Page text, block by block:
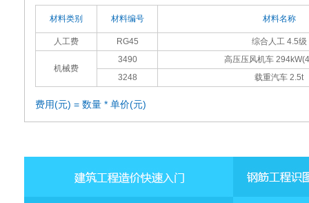
材料类别 材料编号 材料名称
人工费 RG45 综合人工 4.5级
机械费
3490
高压压风机车
3248
载重汽车 2.5t
费用(元) = 数量 * 单价(元)